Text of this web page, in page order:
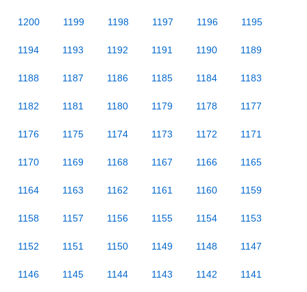
1200 1199 1198 1197 1196 1195
1194 1193 1192 1191 1190 1189
1188 1187 1186 1185 1184 1183
1182 1181 1180 1179 1178 1177
1176 1175 1174 1173 1172 1171
1170 1169 1168 1167 1166 1165
1164 1163 1162 1161 1160 1159
1158 1157 1156 1155 1154 1153
1152 1151 1150 1149 1148 1147
1146 1145 1144 1143 1142 1141